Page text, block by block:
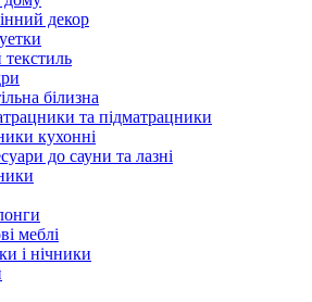
декор
білизна
та підматрацники
кухонні
до сауни та лазні
меблі
і нічники